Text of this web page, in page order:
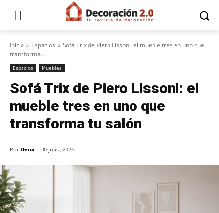
Inicio Espacios
Sofá Trix de Piero Lissoni: el mueble tres en uno que
transforma...
Espacios Muebles
Sofá Trix de Piero Lissoni: el
mueble tres en uno que
transforma tu salón
Por Elena 30 julio, 2026